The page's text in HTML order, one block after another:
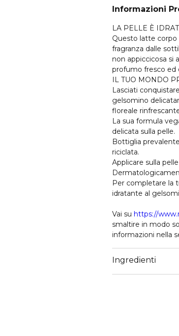
Informazioni
LA PELLE È
Questo latte corpo
fragranza dalle
non appiccicosa si
profumo fresco ed
IL TUO MONDO
Lasciati
gelsomino
floreale
La sua formula
delicata sulla pelle.
Bottiglia
riciclata.
Applicare sulla
Per completare la
idratante al
Vai su https://
smaltire in modo
informazioni nella
Ingredienti